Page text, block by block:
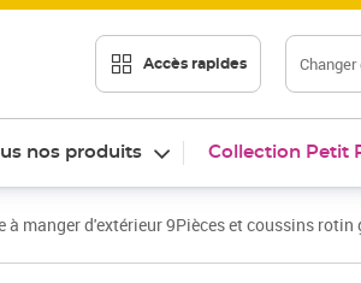
Accès rapides
nos produits Collection Petit
à manger d'extérieur 9Pièces et coussins rotin